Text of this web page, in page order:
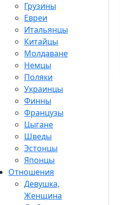
Грузины
Евреи
Итальянцы
Китайцы
Молдаване
Немцы
Поляки
Украинцы
Финны
Французы
Цыгане
Шведы
Эстонцы
Японцы
Отношения
Девушка,
Женщина